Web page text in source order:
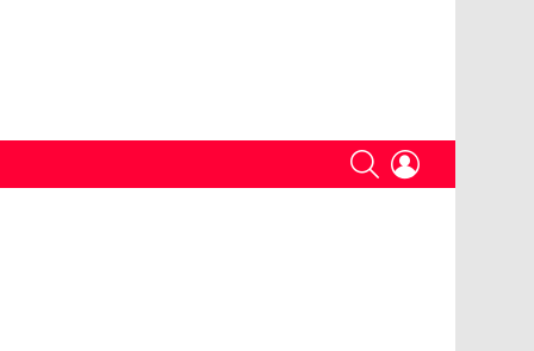
SEARCH